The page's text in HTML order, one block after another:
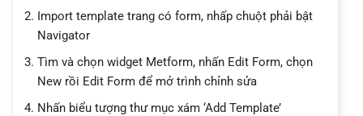
Import template trang có form, nhấp chuột phải bật
Navigator
Tìm và chọn widget Metform, nhấn Edit Form, chọn
New rồi Edit Form để mở trình chỉnh sửa
Nhấn biểu tượng thư mục xám ‘Add Template’